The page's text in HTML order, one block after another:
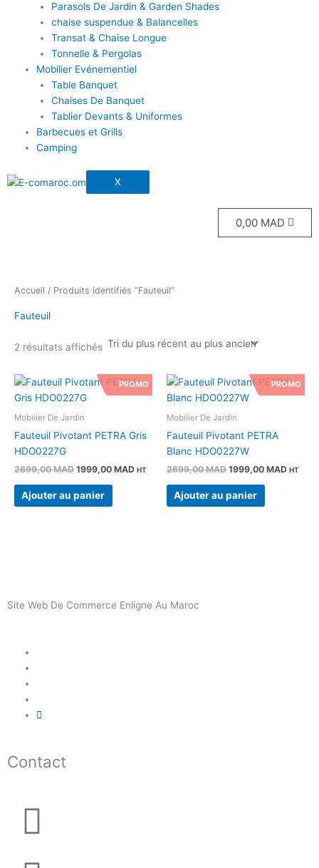
Parasols De Jardin & Garden Shades
chaise suspendue & Balancelles
Transat & Chaise Longue
Tonnelle & Pergolas
Mobilier Evénementiel
Table Banquet
Chaises De Banquet
Tablier Devants & Uniformes
Barbecues et Grills
Camping
X
0,00 MAD
Accueil / Produits identifiés “Fauteuil”
Fauteuil
2 résultats affichés
PROMO
Mobilier De Jardin
Fauteuil Pivotant PETRA Gris
HDO0227G
2699,00MAD
Le
prix
initial
était :
2699,00 MAD.
1999,00 MAD
Le
prix
1999,00 MAD.
HT
Ajouter au panier
PROMO
Mobilier De Jardin
Fauteuil Pivotant PETRA
Blanc HDO0227W
2699,00MAD
Le
prix
initial
était :
2699,00 MAD.
1999,00 MAD
Le
prix
HT
Ajouter au panier
Site Web De Commerce Enligne Au Maroc
Contact